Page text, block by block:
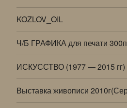
KOZLOV_OIL
Ч/Б ГРАФИКА для печати
ИСКУССТВО (1977 — 2015 гг)
Выставка живописи